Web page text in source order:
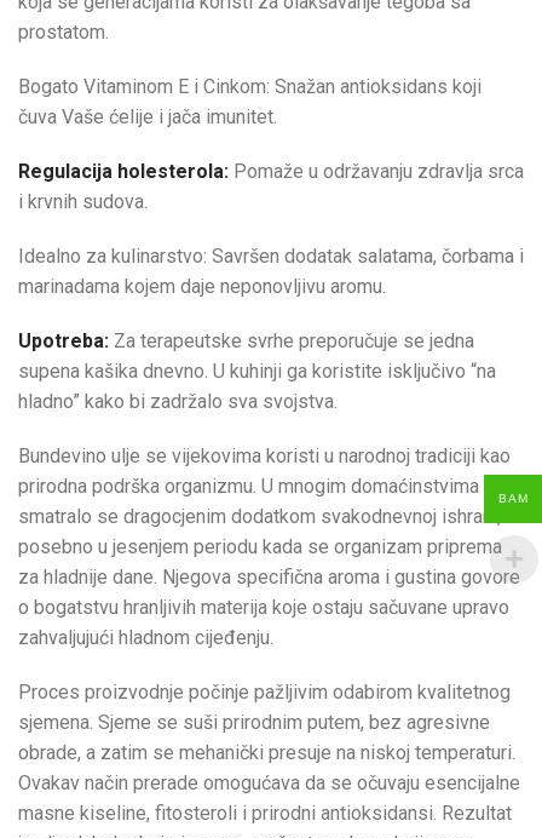
prostatom.
Bogato Vitaminom E i Cinkom: Snažan antioksidans koji
čuva Vaše ćelije i jača imunitet.
Regulacija holesterola: Pomaže u održavanju zdravlja srca
i krvnih sudova.
Idealno za kulinarstvo: Savršen dodatak salatama, čorbama i
marinadama kojem daje neponovljivu aromu.
Upotreba: Za terapeutske svrhe preporučuje se jedna
supena kašika dnevno. U kuhinji ga koristite isključivo “na
hladno” kako bi zadržalo sva svojstva.
Bundevino ulje se vijekovima koristi u narodnoj tradiciji kao
prirodna podrška organizmu. U mnogim domaćinstvima
smatralo se dragocjenim dodatkom svakodnevnoj ishrani,
posebno u jesenjem periodu kada se organizam priprema
za hladnije dane. Njegova specifična aroma i gustina govore
o bogatstvu hranljivih materija koje ostaju sačuvane upravo
zahvaljujući hladnom cijeđenju.
Proces proizvodnje počinje pažljivim odabirom kvalitetnog
sjemena. Sjeme se suši prirodnim putem, bez agresivne
obrade, a zatim se mehanički presuje na niskoj temperaturi.
Ovakav način prerade omogućava da se očuvaju esencijalne
masne kiseline, fitosteroli i prirodni antioksidansi. Rezultat
BAM